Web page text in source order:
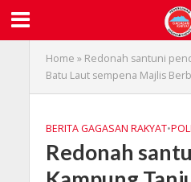
Home » Redonah santuni
Batu Laut sempena Majlis
BERITA GAGASAN RAKYAT•
Redonah